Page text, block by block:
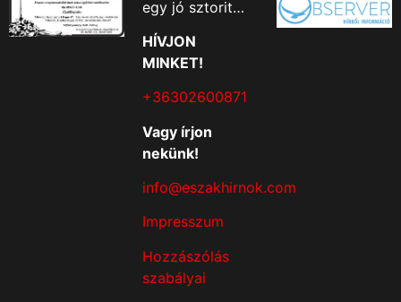
egy jó sztorit…
HÍVJON
MINKET!
+36302600871
Vagy írjon
nekünk!
info@eszakhirnok.com
Impresszum
Hozzászólás
szabályai